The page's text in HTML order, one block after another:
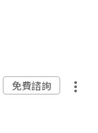
免費諮詢